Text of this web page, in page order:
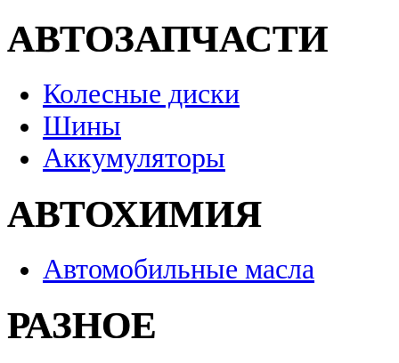
АВТОЗАПЧАСТИ
Колесные диски
Шины
Аккумуляторы
АВТОХИМИЯ
Автомобильные масла
РАЗНОЕ